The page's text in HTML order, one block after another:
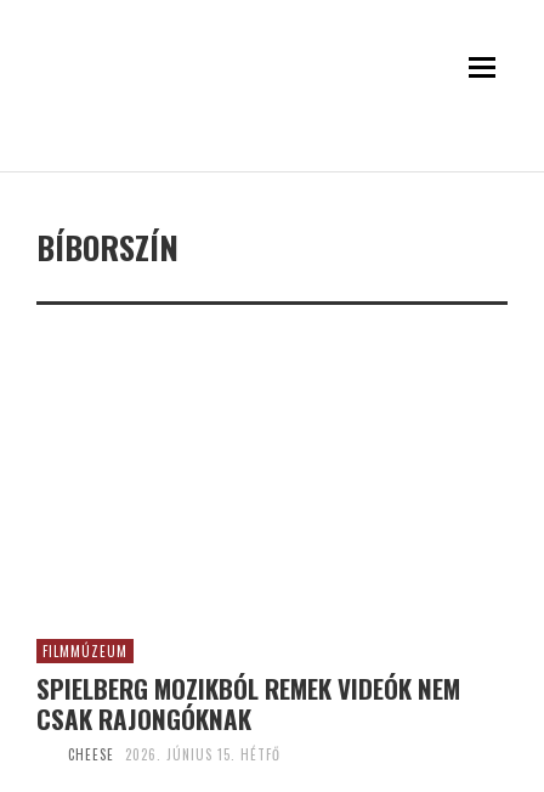
BÍBORSZÍN
FILMMÚZEUM
SPIELBERG MOZIKBÓL REMEK VIDEÓK NEM
CSAK RAJONGÓKNAK
CHEESE 2026. JÚNIUS 15. HÉTFŐ